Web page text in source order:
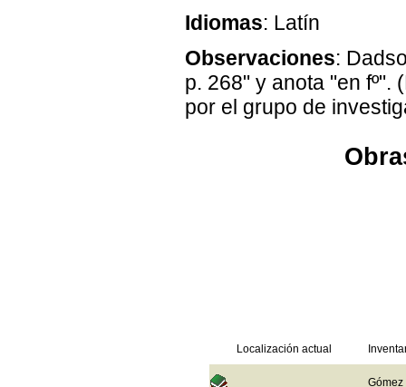
Idiomas: Latín
Observaciones:
p. 268" y anota "en
por el grupo de
Localización actual
Gómez